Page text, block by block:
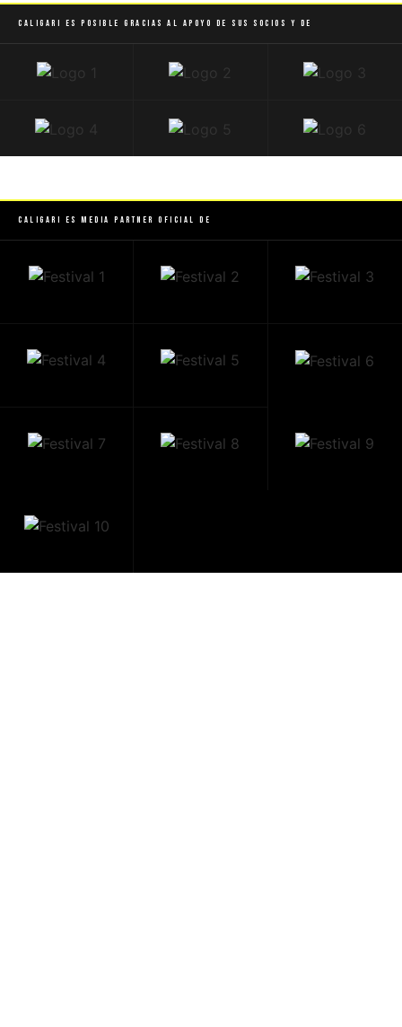
Caligari es posible gracias al apoyo de sus socios y de
Caligari es Media Partner Oficial de